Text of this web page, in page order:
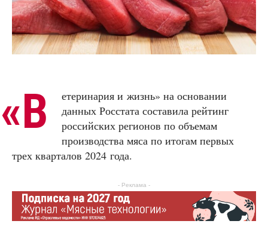
«В
етеринария и жизнь» на основании
данных Росстата составила рейтинг
российских регионов по объемам
производства мяса по итогам первых
трех кварталов 2024 года.
- Реклама -